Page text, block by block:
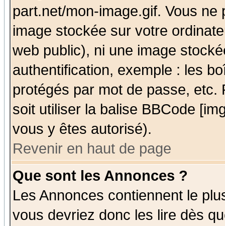
part.net/mon-image.gif. Vous
image stockée sur votre
web public), ni une image
authentification, exemple : les
protégés par mot de passe,
soit utiliser la balise BBCode
vous y êtes autorisé).
Revenir en haut de page
Que sont les Annonces ?
Les Annonces contiennent le
vous devriez donc les lire dès